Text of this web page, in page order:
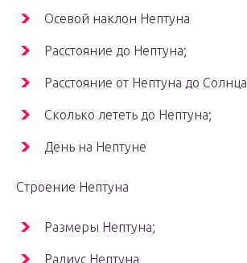
Осевой наклон Нептуна
Расстояние до Нептуна;
Расстояние от Нептуна до Солнца
Сколько лететь до Нептуна;
День на Нептуне
Строение Нептуна
Размеры Нептуна;
Радиус Нептуна